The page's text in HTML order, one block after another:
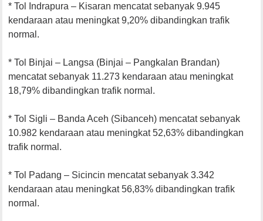
* Tol Indrapura – Kisaran mencatat sebanyak 9.945
kendaraan atau meningkat 9,20% dibandingkan trafik
normal.
* Tol Binjai – Langsa (Binjai – Pangkalan Brandan)
mencatat sebanyak 11.273 kendaraan atau meningkat
18,79% dibandingkan trafik normal.
* Tol Sigli – Banda Aceh (Sibanceh) mencatat sebanyak
10.982 kendaraan atau meningkat 52,63% dibandingkan
trafik normal.
* Tol Padang – Sicincin mencatat sebanyak 3.342
kendaraan atau meningkat 56,83% dibandingkan trafik
normal.